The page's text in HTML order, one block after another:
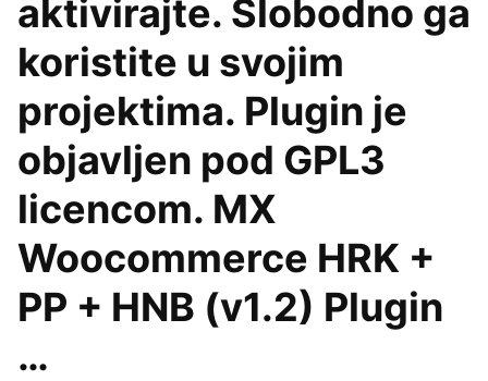
aktivirajte. Slobodno ga
koristite u svojim
projektima. Plugin je
objavljen pod GPL3
licencom. MX
Woocommerce HRK +
PP + HNB (v1.2) Plugin
…